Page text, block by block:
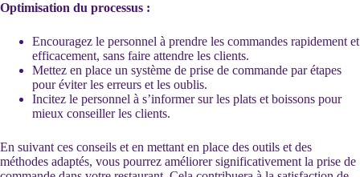
Optimisation du processus :
Encouragez le personnel à prendre les commandes rapidement et
efficacement, sans faire attendre les clients.
Mettez en place un système de prise de commande par étapes
pour éviter les erreurs et les oublis.
Incitez le personnel à s’informer sur les plats et boissons pour
mieux conseiller les clients.
En suivant ces conseils et en mettant en place des outils et des
méthodes adaptés, vous pourrez améliorer significativement la prise de